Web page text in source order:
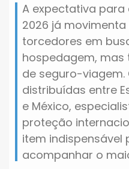
A expectativa para
2026 já
torcedores em
hospedagem,
de seguro-
distribuídas entre
e México,
proteção
item indispensável
acompanhar o